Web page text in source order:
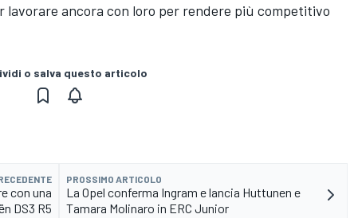
lavorare ancora con loro per rendere più competitivo
o salva questo articolo
con una
DS3 R5
PROSSIMO ARTICOLO
La Opel conferma Ingram e lancia Huttunen e
Tamara Molinaro in ERC Junior